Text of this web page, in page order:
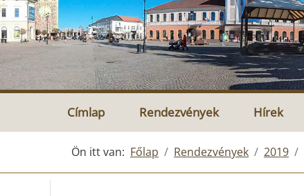
Címlap Rendezvények Hírek
Ön itt van: Főlap Rendezvények 2019